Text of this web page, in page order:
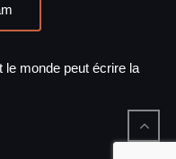
le monde peut écrire la